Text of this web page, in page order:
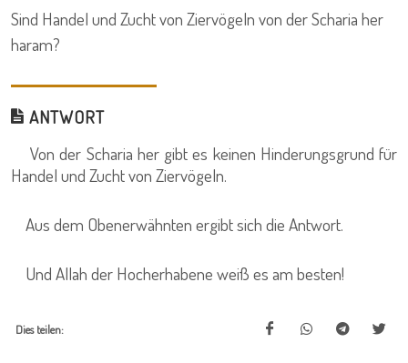
Sind Handel und Zucht von Ziervögeln von der Scharia her
haram?
ANTWORT
Von der Scharia her gibt es keinen Hinderungsgrund für
Handel und Zucht von Ziervögeln.
Aus dem Obenerwähnten ergibt sich die Antwort.
Und Allah der Hocherhabene weiß es am besten!
Dies teilen: